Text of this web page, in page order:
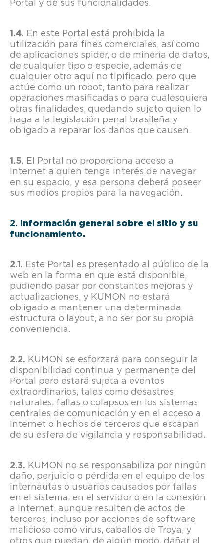
Portal y de sus funcionalidades.
En este Portal está prohibida la
utilización para fines comerciales, así como
de aplicaciones spider, o de minería de datos,
de cualquier tipo o especie, además de
cualquier otro aquí no tipificado, pero que
actúe como un robot, tanto para realizar
operaciones masificadas o para cualesquiera
otras finalidades, quedando sujeto quien lo
haga a la legislación penal brasileña y
obligado a reparar los daños que causen.
El Portal no proporciona acceso a
Internet a quien tenga interés de navegar
en su espacio, y esa persona deberá poseer
sus medios propios para la navegación.
Información general sobre el sitio y su
funcionamiento.
Este Portal es presentado al público de la
web en la forma en que está disponible,
pudiendo pasar por constantes mejoras y
actualizaciones, y KUMON no estará
obligado a mantener una determinada
estructura o layout, a no ser por su propia
conveniencia.
KUMON se esforzará para conseguir la
disponibilidad continua y permanente del
Portal pero estará sujeta a eventos
extraordinarios, tales como desastres
naturales, fallas o colapsos en los sistemas
centrales de comunicación y en el acceso a
Internet o hechos de terceros que escapan
de su esfera de vigilancia y responsabilidad.
KUMON no se responsabiliza por ningún
daño, perjuicio o pérdida en el equipo de los
internautas o usuarios causados por fallas
en el sistema, en el servidor o en la conexión
a Internet, aunque resulten de actos de
terceros, incluso por acciones de software
malicioso como virus, caballos de Troya, y
otros que puedan, de algún modo, dañar el